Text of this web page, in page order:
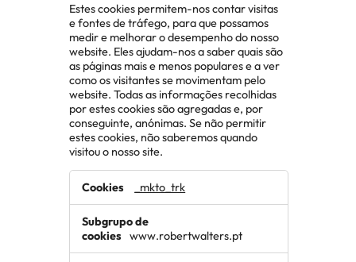
Estes cookies permitem-nos contar visitas
e fontes de tráfego, para que possamos
medir e melhorar o desempenho do nosso
website. Eles ajudam-nos a saber quais são
as páginas mais e menos populares e a ver
como os visitantes se movimentam pelo
website. Todas as informações recolhidas
por estes cookies são agregadas e, por
conseguinte, anónimas. Se não permitir
estes cookies, não saberemos quando
visitou o nosso site.
de
desempenho
_mkto_trk
www.robertwalters.pt